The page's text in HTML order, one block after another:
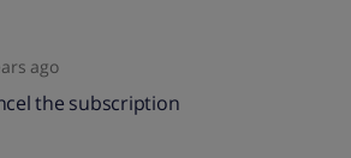
ago
the subscription